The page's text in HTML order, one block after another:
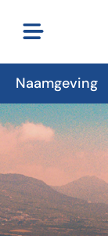
Naamgeving